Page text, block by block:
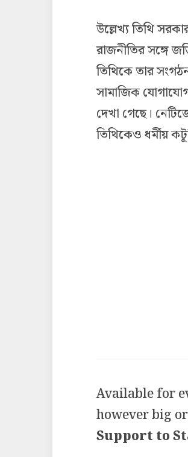
উল্লেখ্য তিথি
রাজনীতির সঙ্গে
তিথিকে তার
সামাজিক
দেখা গেছে।
তিথিকেও ধর্মীয়
Available for
however big
Support to